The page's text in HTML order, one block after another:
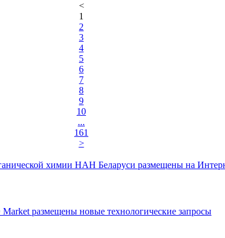
<
1
2
3
4
5
6
7
8
9
10
...
161
>
химии НАН Беларуси размещены на
размещены новые технологические запросы